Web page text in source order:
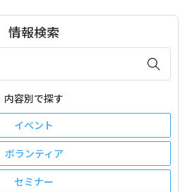
情報検索
内容別で探す
イベント
ボランティア
セミナー